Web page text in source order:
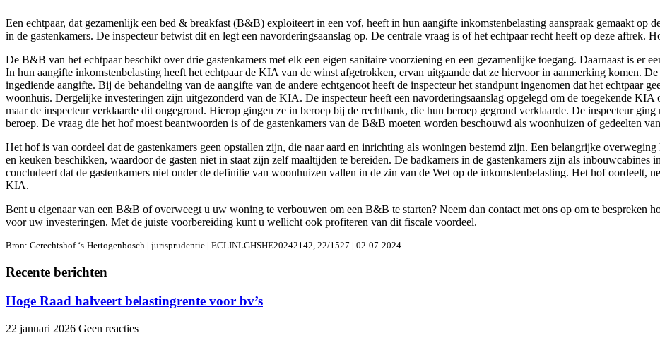
Een echtpaar, dat gezamenlijk een bed & breakfast (B&B) exploiteert in een vof, heeft in hun aangifte inkomstenbelasting aanspraak gemaakt
in de gastenkamers. De inspecteur betwist dit en legt een navorderingsaanslag op. De centrale vraag is of het echtpaar recht heeft op deze aftrek.
De B&B van het echtpaar beschikt over drie gastenkamers met elk een eigen sanitaire voorziening en een gezamenlijke toegang. Daarnaast is er
In hun aangifte inkomstenbelasting heeft het echtpaar de KIA van de winst afgetrokken, ervan uitgaande dat ze hiervoor in aanmerking komen.
ingediende aangifte. Bij de behandeling van de aangifte van de andere echtgenoot heeft de inspecteur het standpunt ingenomen dat het echtpaar
woonhuis. Dergelijke investeringen zijn uitgezonderd van de KIA. De inspecteur heeft een navorderingsaanslag opgelegd om de toegekende KIA
maar de inspecteur verklaarde dit ongegrond. Hierop gingen ze in beroep bij de rechtbank, die hun beroep gegrond verklaarde. De inspecteur
beroep. De vraag die het hof moest beantwoorden is of de gastenkamers van de B&B moeten worden beschouwd als woonhuizen of gedeelten
Het hof is van oordeel dat de gastenkamers geen opstallen zijn, die naar aard en inrichting als woningen bestemd zijn. Een belangrijke
en keuken beschikken, waardoor de gasten niet in staat zijn zelf maaltijden te bereiden. De badkamers in de gastenkamers zijn als
concludeert dat de gastenkamers niet onder de definitie van woonhuizen vallen in de zin van de Wet op de inkomstenbelasting. Het hof oordeelt,
KIA.
Bent u eigenaar van een B&B of overweegt u uw woning te verbouwen om een B&B te starten? Neem dan contact met ons op om te bespreken
voor uw investeringen. Met de juiste voorbereiding kunt u wellicht ook profiteren van dit fiscale voordeel.
Bron: Gerechtshof ‘s-Hertogenbosch | jurisprudentie | ECLINLGHSHE20242142, 22/1527 | 02-07-2024
Recente berichten
Hoge Raad halveert belastingrente voor bv’s
22 januari 2026 Geen reacties